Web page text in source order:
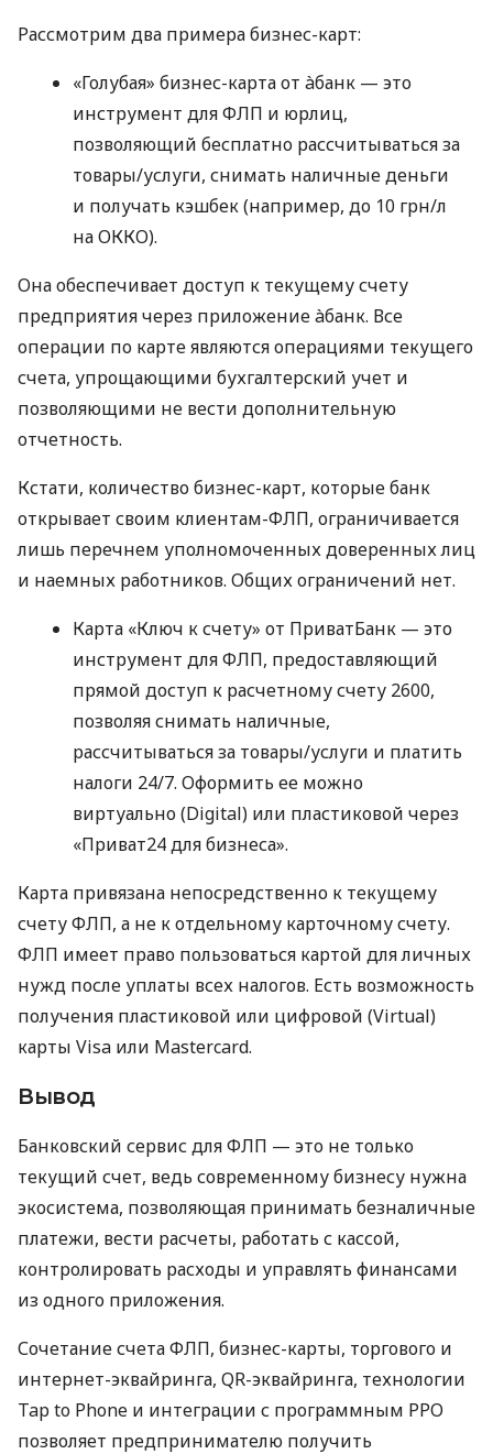
Рассмотрим два примера бизнес-карт:
«Голубая» бизнес-карта от àбанк — это
инструмент для ФЛП и юрлиц,
позволяющий бесплатно рассчитываться за
товары/услуги, снимать наличные деньги
и получать кэшбек (например, до 10 грн/л
на ОККО).
Она обеспечивает доступ к текущему счету
предприятия через приложение àбанк. Все
операции по карте являются операциями текущего
счета, упрощающими бухгалтерский учет и
позволяющими не вести дополнительную
отчетность.
Кстати, количество бизнес-карт, которые банк
открывает своим клиентам-ФЛП, ограничивается
лишь перечнем уполномоченных доверенных лиц
и наемных работников. Общих ограничений нет.
Карта «Ключ к счету» от ПриватБанк — это
инструмент для ФЛП, предоставляющий
прямой доступ к расчетному счету 2600,
позволяя снимать наличные,
рассчитываться за товары/услуги и платить
налоги 24/7. Оформить ее можно
виртуально (Digital) или пластиковой через
«Приват24 для бизнеса».
Карта привязана непосредственно к текущему
счету ФЛП, а не к отдельному карточному счету.
ФЛП имеет право пользоваться картой для личных
нужд после уплаты всех налогов. Есть возможность
получения пластиковой или цифровой (Virtual)
карты Visa или Mastercard.
Вывод
Банковский сервис для ФЛП — это не только
текущий счет, ведь современному бизнесу нужна
экосистема, позволяющая принимать безналичные
платежи, вести расчеты, работать с кассой,
контролировать расходы и управлять финансами
из одного приложения.
Сочетание счета ФЛП, бизнес-карты, торгового и
интернет-эквайринга, QR-эквайринга, технологии
Tap to Phone и интеграции с программным РРО
позволяет предпринимателю получить